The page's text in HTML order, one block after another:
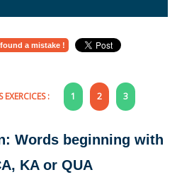
a mistake !
EXERCICES : 1 2 3
Words beginning with
KA or QUA